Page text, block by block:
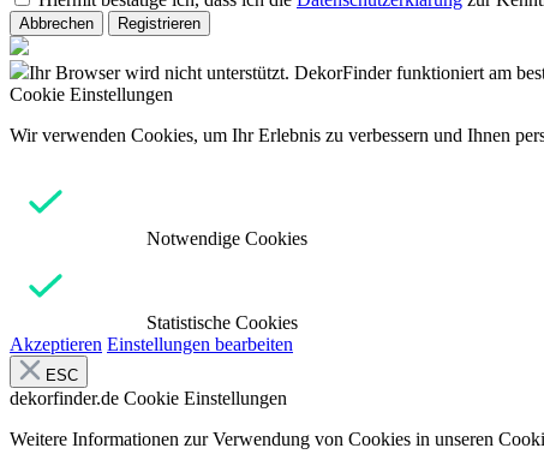
Abbrechen Registrieren
Ihr Browser wird nicht unterstützt. DekorFinder funktioniert am
Cookie Einstellungen
Wir verwenden Cookies, um Ihr Erlebnis zu verbessern und Ihnen
Notwendige Cookies
Statistische Cookies
Akzeptieren Einstellungen bearbeiten
ESC
dekorfinder.de Cookie Einstellungen
Weitere Informationen zur Verwendung von Cookies in unseren